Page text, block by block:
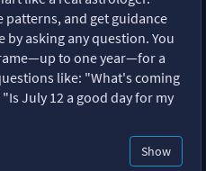
patterns, and get guidance
asking any question. You
to one year—for a
like: "What's coming
July 12 a good day for my
Show